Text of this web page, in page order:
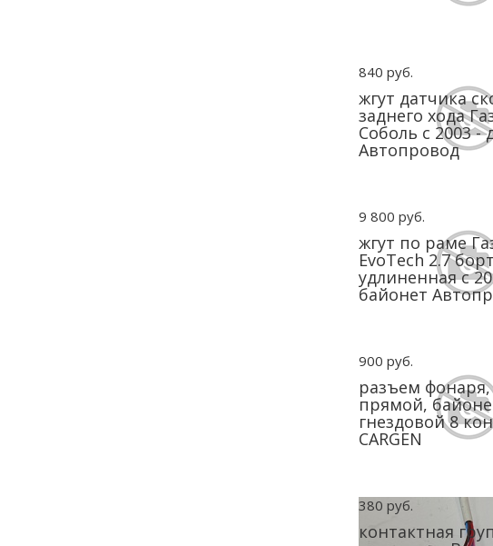
840 руб.
жгут датчика
заднего хода
Соболь с 2003 -
Автопровод
9 800 руб.
жгут по раме
EvoTech 2.7
удлиненная с
байонет
900 руб.
разъем
прямой,
гнездовой 8
CARGEN
380 руб.
контактная